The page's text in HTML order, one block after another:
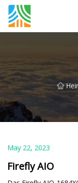
May 22, 2023
Firefly AIO